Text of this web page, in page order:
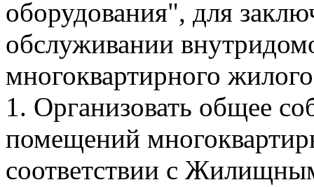
оборудования", для
обслуживании
многоквартирного
1. Организовать общее
помещений
соответствии с